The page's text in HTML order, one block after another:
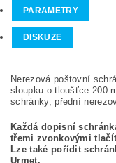
PARAMETRY
DISKUZE
Nerezová poštovní
sloupku o tloušťce 200
schránky, přední
Každá dopisní
třemi zvonkovými
Lze také pořídit
Urmet.